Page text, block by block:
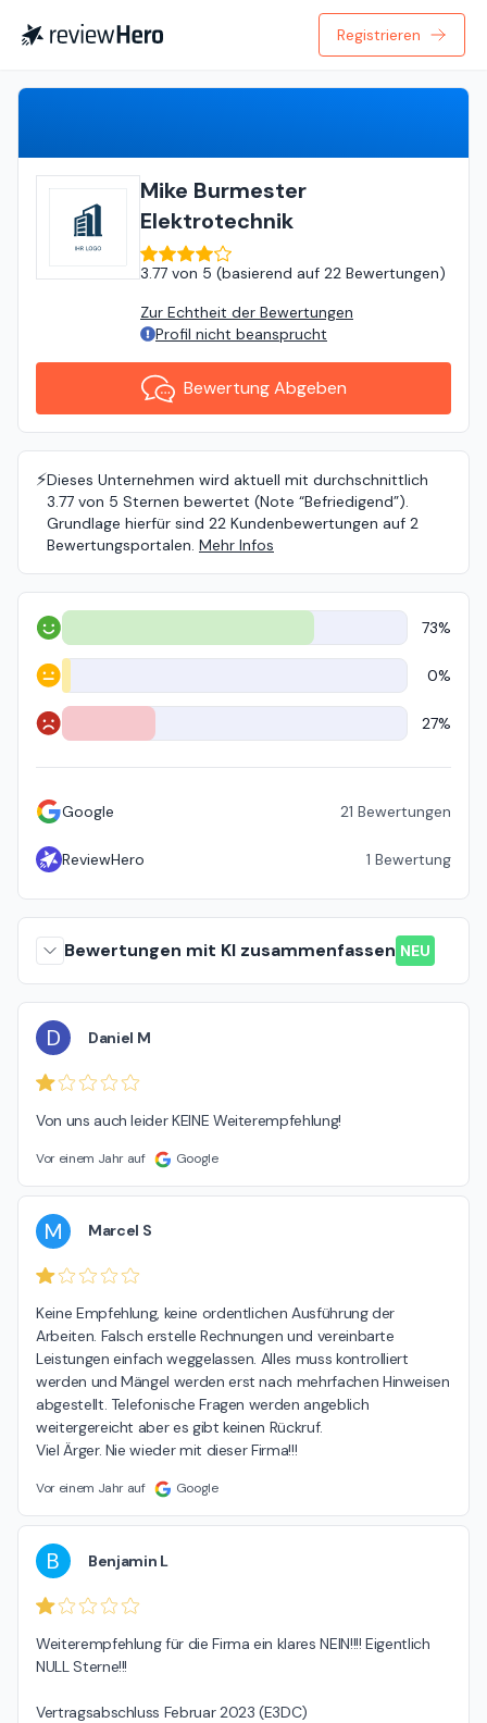
Registrieren
Mike Burmester
Elektrotechnik
3.77 von 5 (basierend auf 22 Bewertungen)
Zur Echtheit der Bewertungen
Profil nicht beansprucht
Bewertung Abgeben
⚡️Dieses Unternehmen wird aktuell mit durchschnittlich
3.77 von 5 Sternen bewertet (Note “Befriedigend”).
Grundlage hierfür sind 22 Kundenbewertungen auf 2
Bewertungsportalen. Mehr Infos
Positiv 73%
Neutral 0%
Negativ 27%
Google 21 Bewertungen
ReviewHero 1 Bewertung
Bewertungen mit KI zusammenfassen NEU
D Daniel M
Von uns auch leider KEINE Weiterempfehlung!
Vor einem Jahr auf Google
M Marcel S
Keine Empfehlung, keine ordentlichen Ausführung der
Arbeiten. Falsch erstelle Rechnungen und vereinbarte
Leistungen einfach weggelassen. Alles muss kontrolliert
werden und Mängel werden erst nach mehrfachen Hinweisen
abgestellt. Telefonische Fragen werden angeblich
weitergereicht aber es gibt keinen Rückruf.
Viel Ärger. Nie wieder mit dieser Firma!!!
Vor einem Jahr auf Google
B Benjamin L
Weiterempfehlung für die Firma ein klares NEIN!!!! Eigentlich
NULL Sterne!!!
Vertragsabschluss Februar 2023 (E3DC)